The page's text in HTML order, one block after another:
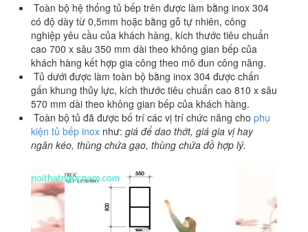
Toàn bộ hệ thống tủ bếp trên được làm bằng inox 304
có độ dày từ 0,5mm hoặc bằng gỗ tự nhiên, công
nghiệp yêu cầu của khách hàng, kích thước tiêu chuẩn
cao 700 x sâu 350 mm dài theo không gian bếp của
khách hàng kết hợp gia công theo mô đun công năng.
Tủ dưới được làm toàn bộ bằng inox 304 được chấn
gấn khung thủy lực, kích thước tiêu chuẩn cao 810 x sâu
570 mm dài theo không gian bếp của khách hàng.
Toàn bộ tủ đã được bố trí các vị trí chức năng cho phụ
kiện tủ bếp inox như: giá để dao thớt, giá gia vị hay
ngăn kéo, thùng chứa gạo, thùng chứa đồ hợp lý.